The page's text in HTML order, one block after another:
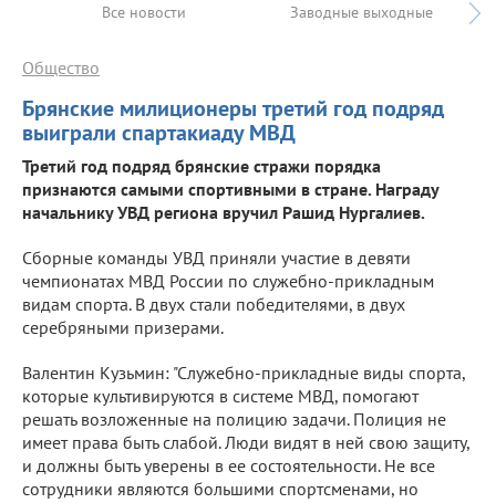
Все новости Заводные выходные
Брянские милиционеры третий год подряд
выиграли спартакиаду МВД
Общество
Третий год подряд брянские стражи порядка
признаются самыми спортивными в стране. Награду
начальнику УВД региона вручил Рашид Нургалиев.
Сборные команды УВД приняли участие в девяти
чемпионатах МВД России по служебно-прикладным
видам спорта. В двух стали победителями, в двух
серебряными призерами.
Валентин Кузьмин: "Служебно-прикладные виды спорта,
которые культивируются в системе МВД, помогают
решать возложенные на полицию задачи. Полиция не
имеет права быть слабой. Люди видят в ней свою защиту,
и должны быть уверены в ее состоятельности. Не все
сотрудники являются большими спортсменами, но